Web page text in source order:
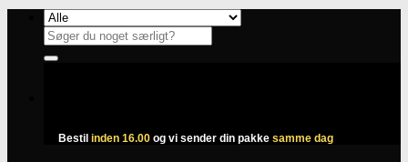
Fortsæt
indhold
Søg
efter:
Bestil inden 16.00 og vi sender din pakke samme dag